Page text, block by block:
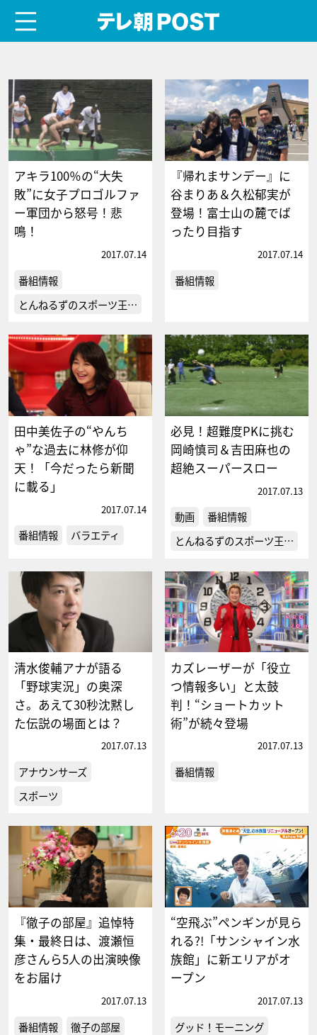
アキラ100％の“大失
敗”に女子プロゴルファ
ー軍団から怒号！悲
鳴！
2017.07.14
番組情報
とんねるずのスポーツ王…
『帰れまサンデー』に
谷まりあ＆久松郁実が
登場！富士山の麓でば
ったり目指す
2017.07.14
番組情報
田中美佐子の“やんち
ゃ”な過去に林修が仰
天！「今だったら新聞
に載る」
2017.07.14
番組情報 バラエティ
必見！超難度PKに挑む
岡崎慎司＆吉田麻也の
超絶スーパースロー
2017.07.13
動画
番組情報
とんねるずのスポーツ王…
清水俊輔アナが語る
「野球実況」の奥深
さ。あえて30秒沈黙し
た伝説の場面とは？
2017.07.13
アナウンサーズ
スポーツ
カズレーザーが「役立
つ情報多い」と太鼓
判！“ショートカット
術”が続々登場
2017.07.13
番組情報
『徹子の部屋』追悼特
集・最終日は、渡瀬恒
彦さんら5人の出演映像
をお届け
2017.07.13
番組情報 徹子の部屋
“空飛ぶ”ペンギンが見ら
れる?!「サンシャイン水
族館」に新エリアがオ
ープン
2017.07.13
グッド！モーニング